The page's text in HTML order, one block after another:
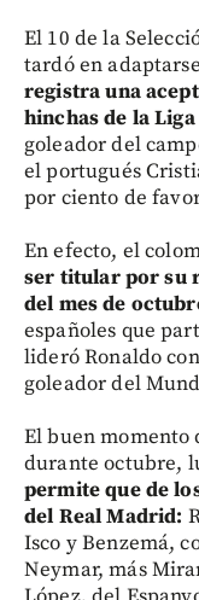
El 10 de la
tardó en
registra una
hinchas de la
goleador del
el portugués
por ciento de
En efecto, el
ser titular por su
del mes de
españoles que
lideró Ronaldo
goleador del
El buen momento
durante octubre,
permite que de
del Real Madrid:
Isco y Benzemá,
Neymar, más